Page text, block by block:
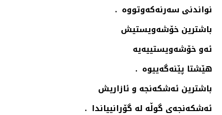
نواندنی سەرنەكەوتووە .
باشترین خۆشەویستیش
ئەو خۆشەویستییەیە
هێشتا پێنەگەییوە .
باشترین ئەشكەنجە و ئازاریش
ئەشكەنجەی گوڵە لە گۆرانییاندا .